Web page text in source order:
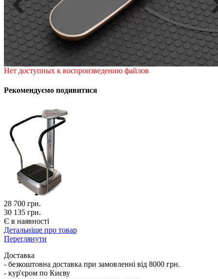
Нет доступных к воспроизведению файлов
Рекомендуємо подивитися
28 700 грн.
30 135 грн.
Є в наявності
Детальніше про товар
Переглянути
Доставка
- безкоштовна доставка при замовленні від 8000 грн.
- кур'єром по Києву